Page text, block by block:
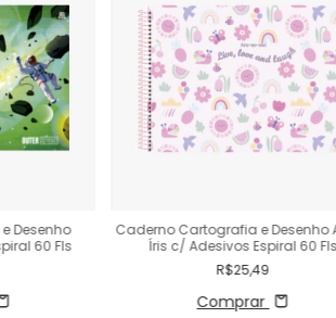
Desenho
60 Fls
Caderno Cartografia e Desenho
Íris c/ Adesivos Espiral 60 Fls
R$25,49
Comprar